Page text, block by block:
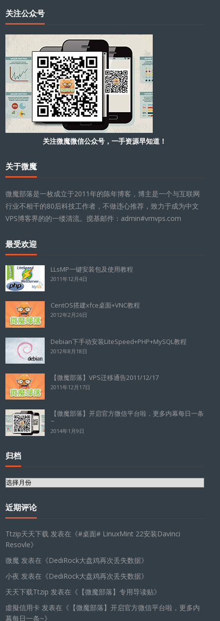
关注公众号
关注微魔微信公众号，一手资源早知道！
关于微魔
微魔部落是一枚成立于2011年的陈年博客，博主是一个与互联网
行业不相干的80后科技工作者，不做违心推荐，致力于成为中文
VPS博客界的的一缕清流。搅基邮件：admin#vmvps.com
最受欢迎
LLsMP一键安装包及使用教程
2011年12月4日
CentOS搭建xfce桌面+VNC教程
2012年2月26日
Debian下手动安装LiteSpeed+PHP+MySQL教程
2012年8月18日
【微魔部落】VPS迁移通告2011/12/17
2011年12月17日
【微魔部落】开启官方微信平台啦，更多内幕每日一条
~
2014年1月9日
归档
归
近期评论
Ttzip天天下载 发表在《#桌面# LinuxMint 22安装Davinci
Resovle》
微魔 发表在《DediRock大盘鸡再次丢失数据》
小夜 发表在《DediRock大盘鸡再次丢失数据》
天天下载Ttzip 发表在《 【微魔部落】专用导读贴》
虛擬信用卡 发表在《 【微魔部落】开启官方微信平台啦，更多内
幕每日一条~》